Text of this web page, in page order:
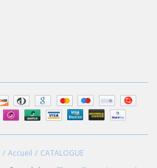
Accueil
CATALOGUE